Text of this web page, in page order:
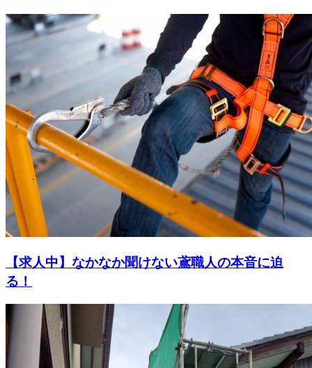
【求人中】なかなか聞けない鳶職人の本音に迫
る！